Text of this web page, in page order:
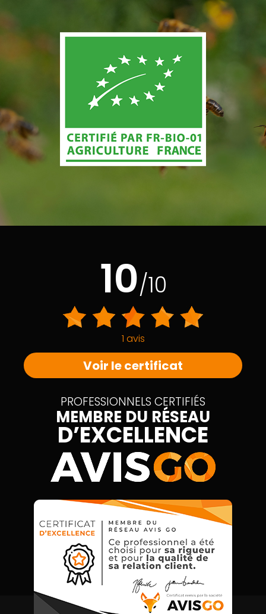
10/10
1 avis
Voir le certificat
PROFESSIONNELS CERTIFIÉS
MEMBRE DU RÉSEAU
D’EXCELLENCE